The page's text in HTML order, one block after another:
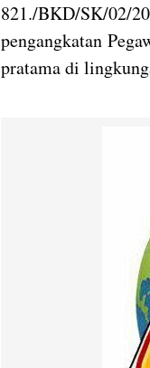
821./BKD/SK/02/
pengangkatan
pratama di